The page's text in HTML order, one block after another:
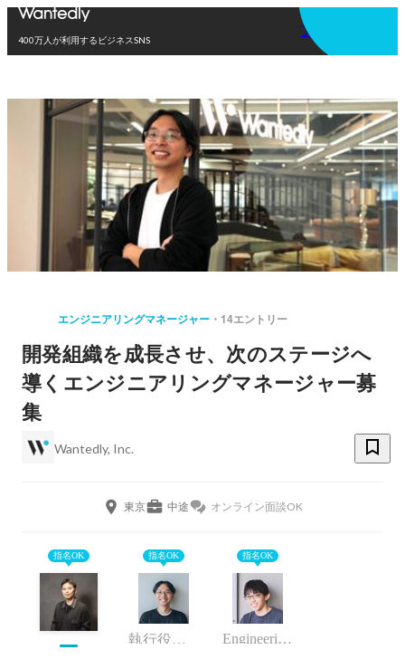
400万人が利用するビジネスSNS
アプリを使う
エンジニアリングマネージャー 14エントリー
開発組織を成長させ、次のステージへ
導くエンジニアリングマネージャー募
集
Wantedly, Inc.
東京 中途 オンライン面談OK
指名OK 指名OK
執行役員 VP of Engineering
指名OK
Engineering Manager